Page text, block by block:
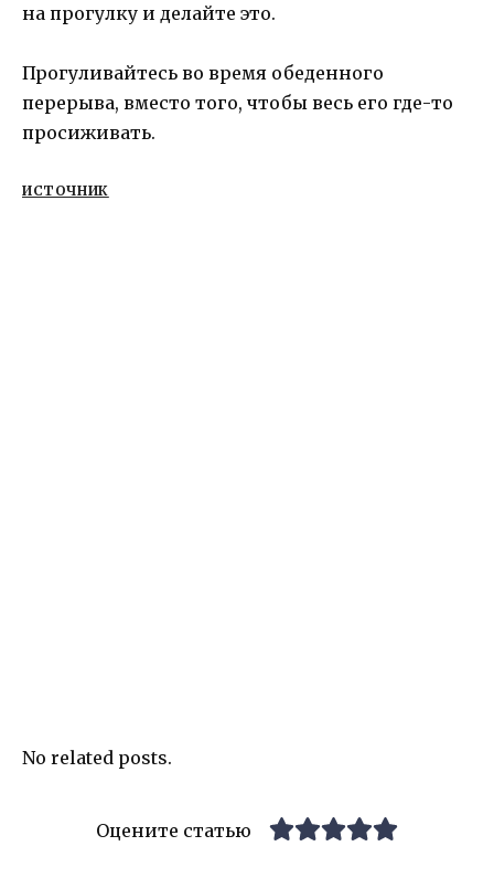
на прогулку и делайте это.
Прогуливайтесь во время обеденного
перерыва, вместо того, чтобы весь его где-то
просиживать.
ИСТОЧНИК
No related posts.
Оцените статью